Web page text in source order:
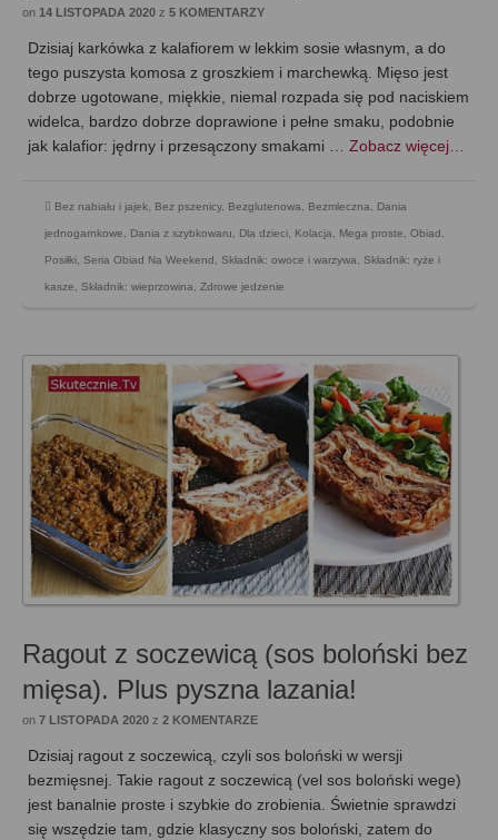
on 14 LISTOPADA 2020 z 5 KOMENTARZY
Dzisiaj karkówka z kalafiorem w lekkim sosie własnym, a do
tego puszysta komosa z groszkiem i marchewką. Mięso jest
dobrze ugotowane, miękkie, niemal rozpada się pod naciskiem
widelca, bardzo dobrze doprawione i pełne smaku, podobnie
jak kalafior: jędrny i przesączony smakami … Zobacz więcej…
Bez nabiału i jajek Bez pszenicy, Bezglutenowa Bezmleczna Dania
jednogarnkowe Dania z szybkowaru Dla dzieci Kolacja Mega proste Obiad
Posiłki Seria Obiad Na Weekend Składnik: owoce i warzywa Składnik: ryże i
kasze Składnik: wieprzowina Zdrowe jedzenie
Ragout z soczewicą (sos boloński bez
mięsa). Plus pyszna lazania!
on 7 LISTOPADA 2020 z 2 KOMENTARZE
Dzisiaj ragout z soczewicą, czyli sos boloński w wersji
bezmięsnej. Takie ragout z soczewicą (vel sos boloński wege)
jest banalnie proste i szybkie do zrobienia. Świetnie sprawdzi
się wszędzie tam, gdzie klasyczny sos boloński, zatem do